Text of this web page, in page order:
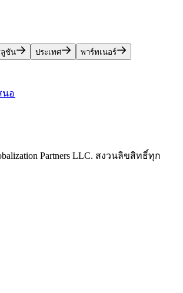
ชัน​​ ประเทศ​​
พาร์ทเนอร์​​
นอ​​
Partners LLC. สงวนลิขสิทธิ์ทุก